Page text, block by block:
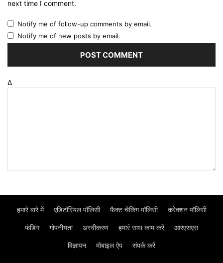
next time I comment.
Notify me of follow-up comments by email.
Notify me of new posts by email.
Δ
हमारे बारे में एडिटॉरियल पॉलिसी फैक्ट चेकिंग पॉलिसी करेक्शन पॉलिसी
फंडिंग गोपनीयता अस्वीकरण हमार॓ साथ काम करें आरएसएस
विज्ञापन मोबाइल ऐप संपर्क करें